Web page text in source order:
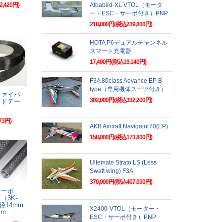
円)
イバ
テー
円)
ボ
3K-
14mm
Albabird-XL VTOL（モータ
ー・ESC・サーボ付き）PNP
218,000円(税込239,800円)
HOTA P6デュアルチャンネル
スマート充電器
17,400円(税込19,140円)
F3A 80class Advance EP B-
type（専用機体スーツ付き）
302,000円(税込332,200円)
AKB Aircraft Navigator70(EP)
158,000円(税込173,800円)
Ultemate Strato LS (Less
Swaft wing) F3A
370,000円(税込407,000円)
X2400-VTOL（モーター・
ESC・サーボ付き）PNP